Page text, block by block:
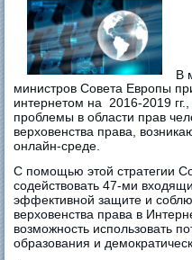
В
министров Совета Европы
интернетом на 2016-2019
проблемы в области прав
верховенства права,
онлайн-среде.
С помощью этой стратегии
содействовать 47-ми
эффективной защите и
верховенства права в
возможность использовать
образования и